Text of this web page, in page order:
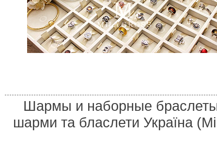
Шармы и наборные
шарми та бласлети Україна